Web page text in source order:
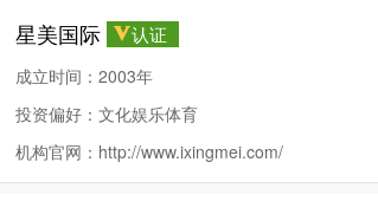
星美国际 认证
成立时间：2003年
投资偏好：文化娱乐体育
机构官网： http://www.ixingmei.com/